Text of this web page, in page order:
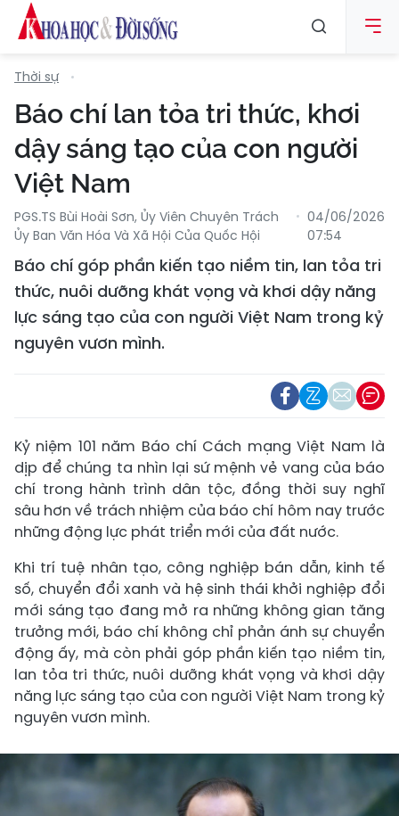
Thời sự
Báo chí lan tỏa tri thức, khơi
dậy sáng tạo của con người
Việt Nam
PGS.TS Bùi Hoài Sơn, Ủy Viên Chuyên Trách
Ủy Ban Văn Hóa Và Xã Hội Của Quốc Hội
04/06/2026
07:54
Báo chí góp phần kiến tạo niềm tin, lan tỏa tri
thức, nuôi dưỡng khát vọng và khơi dậy năng
lực sáng tạo của con người Việt Nam trong kỷ
nguyên vươn mình.
Kỷ niệm 101 năm Báo chí Cách mạng Việt Nam là
dịp để chúng ta nhìn lại sứ mệnh vẻ vang của báo
chí trong hành trình dân tộc, đồng thời suy nghĩ
sâu hơn về trách nhiệm của báo chí hôm nay trước
những động lực phát triển mới của đất nước.
Khi trí tuệ nhân tạo, công nghiệp bán dẫn, kinh tế
số, chuyển đổi xanh và hệ sinh thái khởi nghiệp đổi
mới sáng tạo đang mở ra những không gian tăng
trưởng mới, báo chí không chỉ phản ánh sự chuyển
động ấy, mà còn phải góp phần kiến tạo niềm tin,
lan tỏa tri thức, nuôi dưỡng khát vọng và khơi dậy
năng lực sáng tạo của con người Việt Nam trong kỷ
nguyên vươn mình.